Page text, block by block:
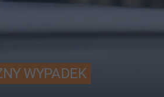
WYPADEK